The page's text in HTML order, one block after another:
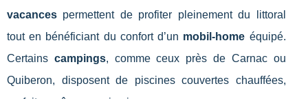
vacances permettent de profiter pleinement du littoral
tout en bénéficiant du confort d’un mobil-home équipé.
Certains campings, comme ceux près de Carnac ou
Quiberon, disposent de piscines couvertes chauffées,